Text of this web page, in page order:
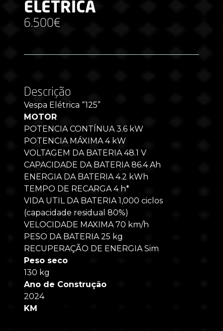
ELÉTRICA
6.500€
Descrição
Vespa Elétrica “125”
MOTOR
POTENCIA CONTÍNUA 3.6 kW
POTENCIA MÁXIMA 4 kW
VOLTAGEM DA BATERIA 48.1 V
CAPACIDADE DA BATERIA 86.4 Ah
ENERGIA DA BATERIA 4.2 kWh
TEMPO DE RECARGA 4 h*
VIDA UTIL DA BATERIA 1,000 ciclos
(capacidade residual 80%)
VELOCIDADE MAXIMA 70 km/h
PESO DA BATERIA 25 kg
RECUPERAÇÃO DE ENERGIA Sim
Peso seco
130 kg
Ano de Construção
2024
KM